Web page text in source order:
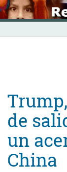
Skip
to
content
INICIO
de
un
China